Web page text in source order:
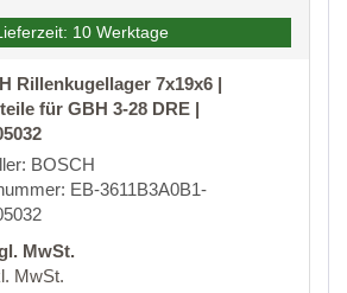
10 Werktage
Rillenkugellager 7x19x6 |
für GBH 3-28 DRE |
BOSCH
EB-3611B3A0B1-
MwSt.
MwSt.